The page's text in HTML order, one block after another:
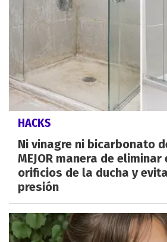
HACKS
Ni vinagre ni bicarbonato
MEJOR manera de
orificios de la ducha y
presión